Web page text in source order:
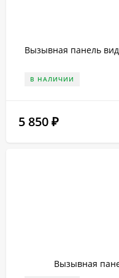
Вызывная панель
В НАЛИЧИИ
5 850 ₽
Вызывная